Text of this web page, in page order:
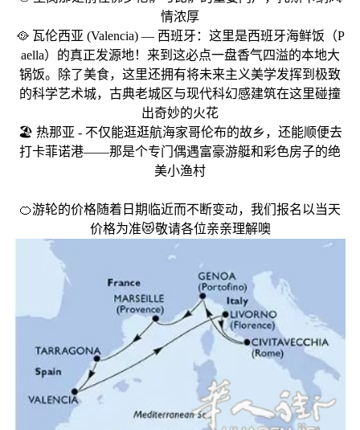
情浓厚
🥘 瓦伦西亚 (Valencia) — 西班牙：这里是西班牙海鲜饭（P
aella）的真正发源地！来到这必点一盘香气四溢的本地大
锅饭。除了美食，这里还拥有将未来主义美学发挥到极致
的科学艺术城，古典老城区与现代科幻感建筑在这里碰撞
出奇妙的火花
🏖️ 热那亚 - 不仅能逛逛航海家哥伦布的故乡，还能顺便去
打卡菲诺港——那是个专门偶遇富豪游艇和彩色房子的绝
美小渔村
🍊游轮的价格随着日期临近而不断变动，我们报名以当天
价格为准😻敬请各位亲亲理解噢